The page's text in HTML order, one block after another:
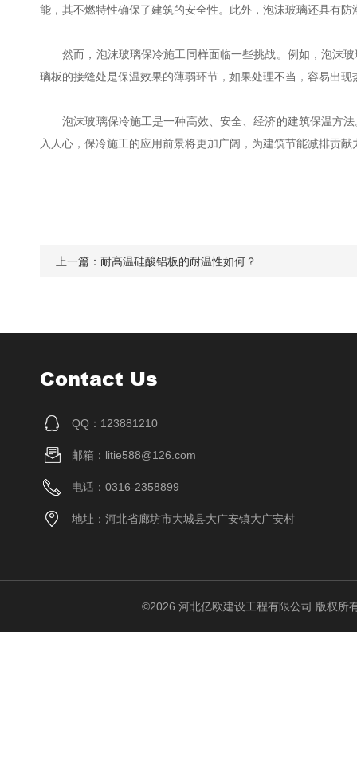
能，其不燃特性确保了建筑的安全性。此外，泡沫玻璃还具有
然而，泡沫玻璃保冷施工同样面临一些挑战。例如，泡沫玻
璃板的接缝处是保温效果的薄弱环节，如果处理不当，容易出
泡沫玻璃保冷施工是一种高效、安全、经济的建筑保温方法
入人心，保冷施工的应用前景将更加广阔，为建筑节能减排贡献
上一篇： 耐高温硅酸铝板的耐温性如何？
Contact Us
QQ：123881210
邮箱：litie588@126.com
电话：0316-2358899
地址：河北省廊坊市大城县大广安镇大广安村
©2026 河北亿欧建设工程有限公司 版权